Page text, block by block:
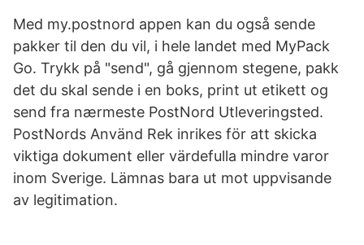
Med my.postnord appen kan du også sende
pakker til den du vil, i hele landet med MyPack
Go. Trykk på "send", gå gjennom stegene, pakk
det du skal sende i en boks, print ut etikett og
send fra nærmeste PostNord Utleveringsted.
PostNords Använd Rek inrikes för att skicka
viktiga dokument eller värdefulla mindre varor
inom Sverige. Lämnas bara ut mot uppvisande
av legitimation.